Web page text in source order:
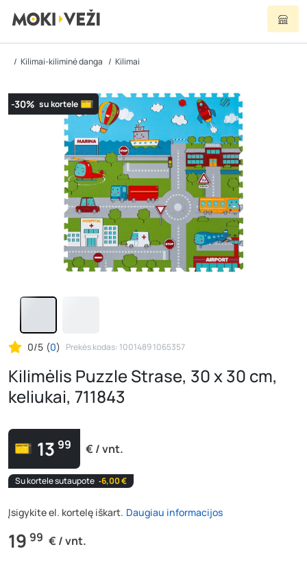
Kilimai-kiliminė danga Kilimai
-30% su kortele
0/5 (0) Prekės kodas: 1001489 1065357
Kilimėlis Puzzle Strase, 30 x 30 cm,
keliukai, 711843
13 99 € / vnt.
Su kortele sutaupote ‐6,00 €
Įsigykite el. kortelę iškart. Daugiau informacijos
19 99 € / vnt.